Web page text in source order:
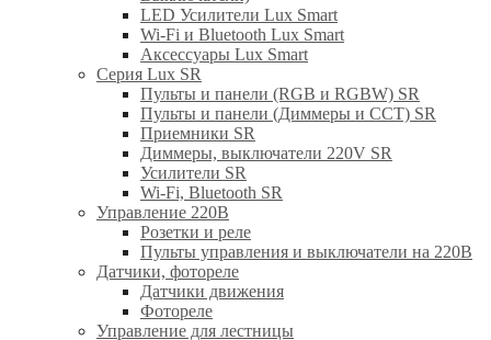
LED Усилители Lux Smart
Wi-Fi и Bluetooth Lux Smart
Аксессуары Lux Smart
Серия Lux SR
Пульты и панели (RGB и RGBW) SR
Пульты и панели (Диммеры и CCT) SR
Приемники SR
Диммеры, выключатели 220V SR
Усилители SR
Wi-Fi, Bluetooth SR
Управление 220В
Розетки и реле
Пульты управления и выключатели на 220В
Датчики, фотореле
Датчики движения
Фотореле
Управление для лестницы